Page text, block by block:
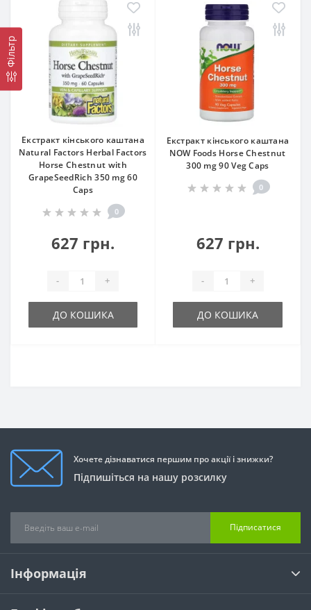
Фільтр
Екстракт кінського каштана
Natural Factors Herbal Factors
Horse Chestnut with
GrapeSeedRich 350 mg 60
Caps
0
627 грн.
- +
ДО КОШИКА
Екстракт кінського каштана
NOW Foods Horse Chestnut
300 mg 90 Veg Caps
0
627 грн.
- +
ДО КОШИКА
Хочете дізнаватися першим про акції і знижки?
Підпишіться на нашу розсилку
Підписатися
Інформація